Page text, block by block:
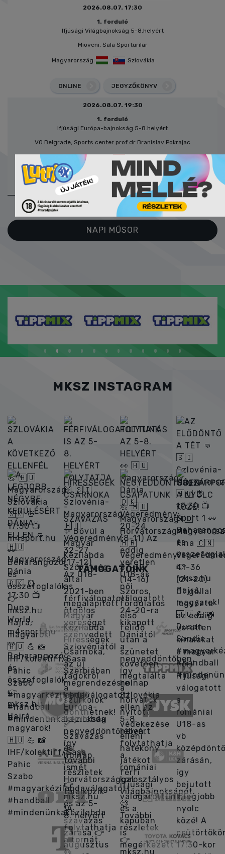
2026.08.07. 17:30
1. forduló
Ifjúsági Világbajnokság 5-8.helyért
Mioveni, Sala Sporturilar
Magyarország Szlovákia
ONLINE JEGYZŐKÖNYV
2026.08.07. 19:30
1. forduló
Ifjúsági Európa-bajnokság 5-8.helyért
VO Belgrade, Sports center prof.dr Branislav Pokrajac
Horvátország Magyarország
ONLINE JEGYZŐKÖNYV
NAPI MŰSOR
MKSZ INSTAGRAM
TÁMOGATÓINK